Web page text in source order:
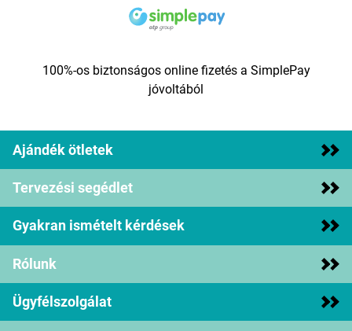
100%-os biztonságos online fizetés a SimplePay
jóvoltából
Ajándék ötletek
Tervezési segédlet
Gyakran ismételt kérdések
Rólunk
Ügyfélszolgálat